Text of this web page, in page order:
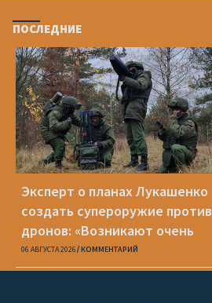
ПОСЛЕДНИЕ
Эксперт о планах Лукашенко
создать супероружие против
дронов: «Возникают очень
серьезные сомнения»
06 АВГУСТА 2026 КОММЕНТАРИЙ